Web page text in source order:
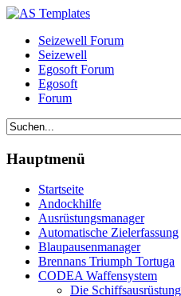
Seizewell Forum
Seizewell
Egosoft Forum
Egosoft
Forum
Hauptmenü
Startseite
Andockhilfe
Ausrüstungsmanager
Automatische Zielerfassung
Blaupausenmanager
Brennans Triumph Tortuga
CODEA Waffensystem
Die